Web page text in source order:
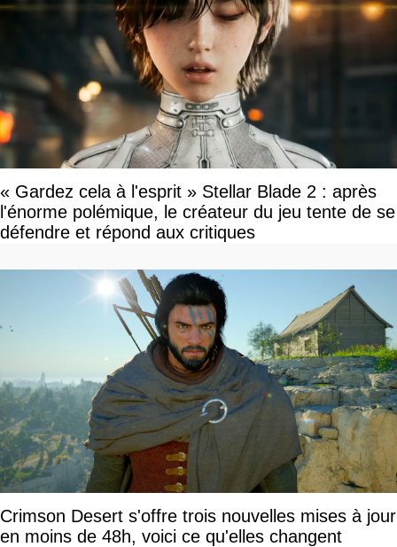
« Gardez cela à l'esprit » Stellar Blade 2 : après
l'énorme polémique, le créateur du jeu tente de se
défendre et répond aux critiques
Crimson Desert s'offre trois nouvelles mises à jour
en moins de 48h, voici ce qu'elles changent